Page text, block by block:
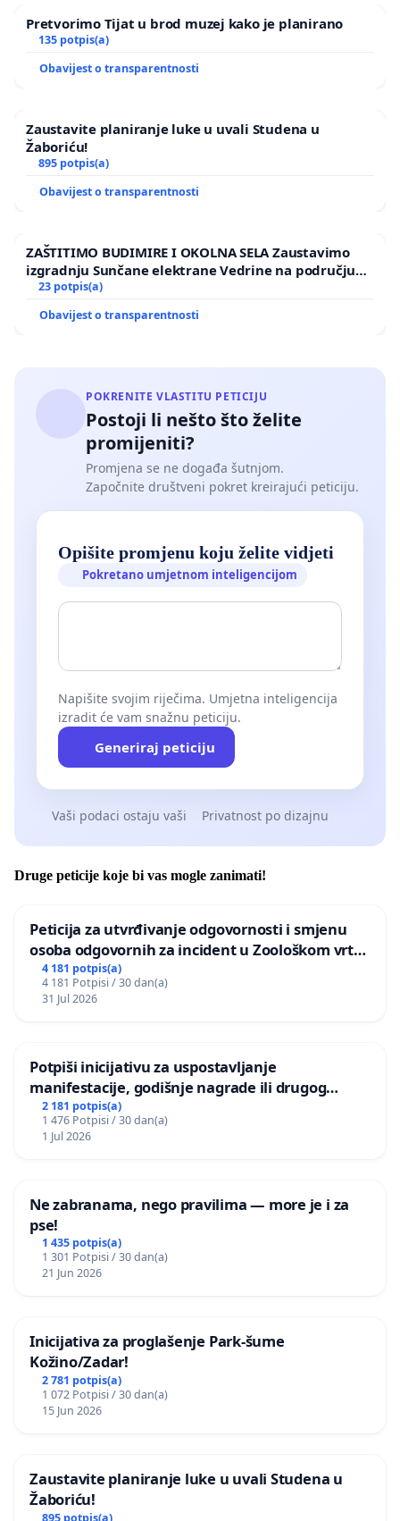
Pretvorimo Tijat u brod muzej kako je planirano
135 potpis(a)
Obavijest o transparentnosti
Zaustavite planiranje luke u uvali Studena u
Žaboriću!
895 potpis(a)
Obavijest o transparentnosti
ZAŠTITIMO BUDIMIRE I OKOLNA SELA Zaustavimo
izgradnju Sunčane elektrane Vedrine na području
Ugljana
23 potpis(a)
Obavijest o transparentnosti
POKRENITE VLASTITU PETICIJU
Postoji li nešto što želite
promijeniti?
Promjena se ne događa šutnjom.
Započnite društveni pokret kreirajući peticiju.
Opišite promjenu koju želite vidjeti
Pokretano umjetnom inteligencijom
Napišite svojim riječima. Umjetna inteligencija
izradit će vam snažnu peticiju.
Generiraj peticiju
Vaši podaci ostaju vaši Privatnost po dizajnu
Druge peticije koje bi vas mogle zanimati!
Peticija za utvrđivanje odgovornosti i smjenu
osoba odgovornih za incident u Zoološkom vrtu
Grada Zagreba
4 181 potpis(a)
4 181 Potpisi / 30 dan(a)
31 Jul 2026
Potpiši inicijativu za uspostavljanje
manifestacije, godišnje nagrade ili drugog
javnog događaja „Edin Avdić“ u Sarajevu
2 181 potpis(a)
1 476 Potpisi / 30 dan(a)
1 Jul 2026
Ne zabranama, nego pravilima — more je i za
pse!
1 435 potpis(a)
1 301 Potpisi / 30 dan(a)
21 Jun 2026
Inicijativa za proglašenje Park-šume
Kožino/Zadar!
2 781 potpis(a)
1 072 Potpisi / 30 dan(a)
15 Jun 2026
Zaustavite planiranje luke u uvali Studena u
Žaboriću!
895 potpis(a)